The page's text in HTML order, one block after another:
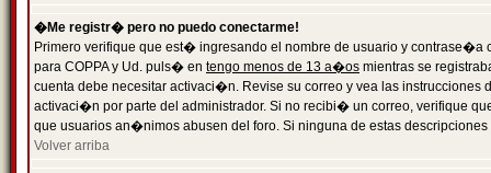
�Me registr� pero no puedo conectarme!
Primero verifique que est� ingresando el nombre de usuario y
para COPPA y Ud. puls� en tengo menos de 13 a�os mientras se
cuenta debe necesitar activaci�n. Revise su correo y vea las
activaci�n por parte del administrador. Si no recibi� un correo, verifique
que usuarios an�nimos abusen del foro. Si ninguna de estas
Volver arriba